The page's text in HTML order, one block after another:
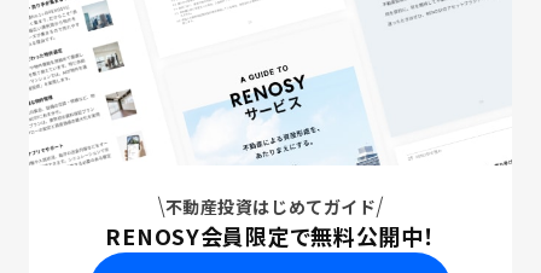
不動産投資はじめてガイド
RENOSY会員限定で無料公開中！